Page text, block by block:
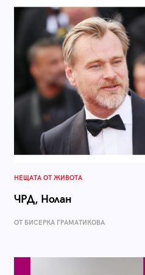
НЕЩАТА ОТ ЖИВОТА
ЧРД, Нолан
ОТ БИСЕРКА ГРАМАТИКОВА